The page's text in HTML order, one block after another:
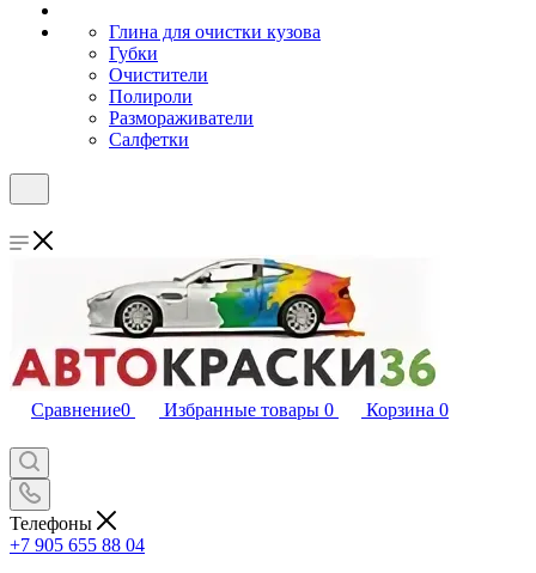
Глина для очистки кузова
Губки
Очистители
Полироли
Размораживатели
Салфетки
Сравнение0 Избранные товары 0 Корзина 0
Телефоны
+7 905 655 88 04